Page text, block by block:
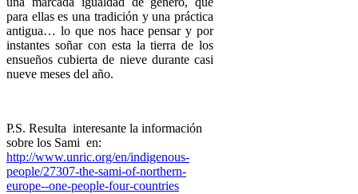
para ellas es una tradición y una práctica
antigua… lo que nos hace pensar y por
instantes soñar con esta la tierra de los
ensueños cubierta de nieve durante casi
nueve meses del año.
P.S. Resulta interesante la información
sobre los Sami en:
http://www.unric.org/en/indigenous-
people/27307-the-sami-of-northern-
europe--one-people-four-countries